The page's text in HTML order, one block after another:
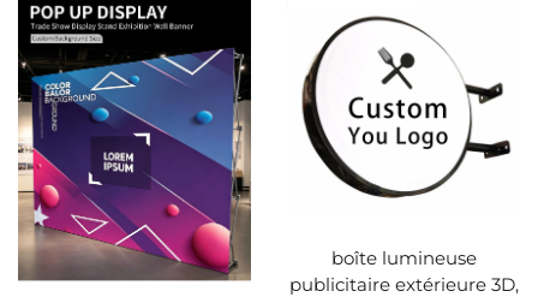
boîte lumineuse
publicitaire extérieure 3D,